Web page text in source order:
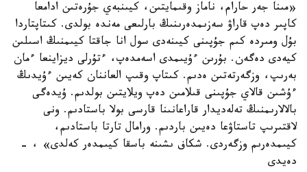
«مىنا جەر حارام، ناماز وقىمايتىن، كيىنبەي جۇرەتىن ادامعا
كاپىر دەپ قاراۋ سەزىمدەرىنىڭ بارلىعى مەندە بولدى. كىتاپتاردا
بۇل ومىردە كىم جۇپىنى كيىنەدى سول انا جاقتا كيىمنىڭ اسىلىن
كيەدى دەگەن. بۇرىن ءۇيىمدى اسەمدەپ، ءتۇرلى ديزاينعا ءمان
بەرىپ، وزگەرتەتىن ەدىم. كىتاپ وقىپ العاننان كەيىن ءۇيدىڭ
ءۇشىن قالاي جۇپىنى قىلامىن دەپ ويلايتىن بولدىم. ۇيدەگى
بالالارىمنىڭ تەلەديدار قاراعانىنا قارسى بولا باستادىم. ونى
لاقتىرىپ تاستاۋعا دەيىن باردىم. ورامال تارتا باستادىم،
كيىمدەرىم وزگەردى. شكاف ىشىنە باسقا كيىمدەر كەلدى» ، -
دەيدى